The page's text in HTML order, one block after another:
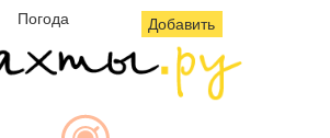
Погода Добавить